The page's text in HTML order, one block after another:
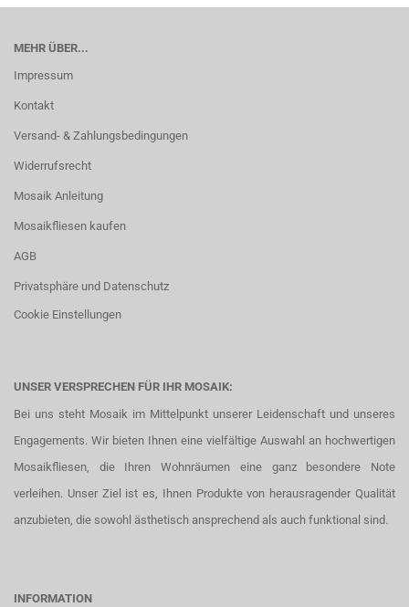
MEHR ÜBER...
Impressum
Kontakt
Versand- & Zahlungsbedingungen
Widerrufsrecht
Mosaik Anleitung
Mosaikfliesen kaufen
AGB
Privatsphäre und Datenschutz
Cookie Einstellungen
UNSER VERSPRECHEN FÜR IHR MOSAIK:
Bei uns steht Mosaik im Mittelpunkt unserer Leidenschaft und unseres
Engagements. Wir bieten Ihnen eine vielfältige Auswahl an hochwertigen
Mosaikfliesen, die Ihren Wohnräumen eine ganz besondere Note
verleihen. Unser Ziel ist es, Ihnen Produkte von herausragender Qualität
anzubieten, die sowohl ästhetisch ansprechend als auch funktional sind.
INFORMATION